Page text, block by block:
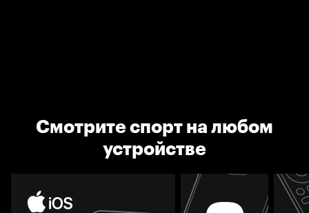
Смотрите спорт на любом
устройстве